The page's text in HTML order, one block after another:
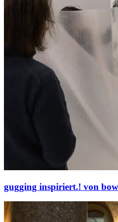
gugging inspiriert.! von